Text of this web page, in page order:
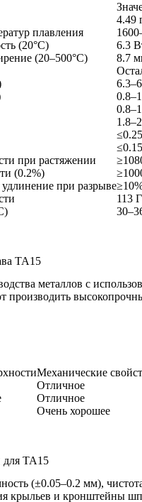
4.49
плавления
(20°C)
6.3
(20–500°C)
8.7
≤0.25
≤0.15
при растяжении
(0.2%)
при разрыве
113
TA15
металлов с
Механические
Отличное
Отличное
Очень хорошее
TA15
(±0.05–0.2 мм),
крыльев и кронштейны